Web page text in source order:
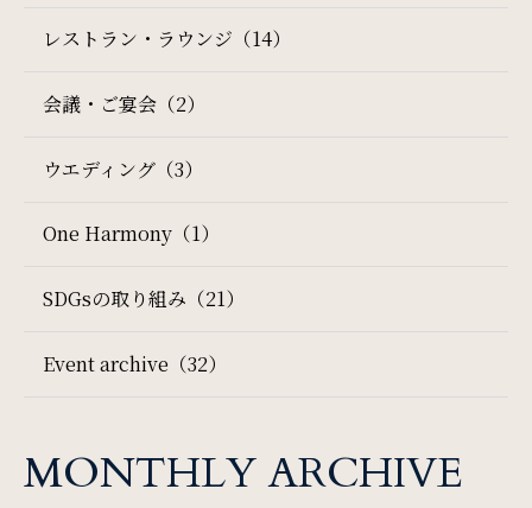
レストラン・ラウンジ（14）
会議・ご宴会（2）
ウエディング（3）
One Harmony（1）
SDGsの取り組み（21）
Event archive（32）
MONTHLY ARCHIVE